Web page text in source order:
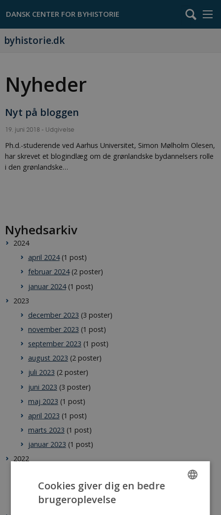
byhistorie.dk
Nyheder
Nyt på bloggen
19. juni 2018 - Udgivelse
Ph.d.-studerende ved Aarhus Universitet, Simon Mølholm Olesen,
har skrevet et blogindlæg om de grønlandske bydannelsers rolle
i den grønlandske…
Nyhedsarkiv
2024
april 2024(1 post)
februar 2024(2 poster)
januar 2024(1 post)
2023
december 2023 (3 poster)
november 2023 (1 post)
september 2023 (1 post)
august 2023 (2 poster)
juli 2023 (2 poster)
juni 2023 (3 poster)
maj 2023 (1 post)
april 2023 (1 post)
marts 2023 (1 post)
januar 2023 (1 post)
2022
oktober 2022(3 poster)
januar 2022(1 post)
Cookies giver dig en bedre
brugeroplevelse